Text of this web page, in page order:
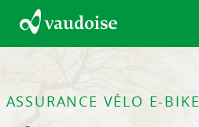
ASSURANCE VÉLO E-BIKE